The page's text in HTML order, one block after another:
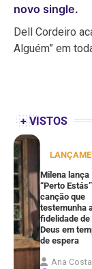
novo single.
Dell Cordeiro
Alguém” em
+ VISTOS
Milena lança
“Perto
canção que
testemunha
fidelidade de
Deus em
de espera
Ana Costa